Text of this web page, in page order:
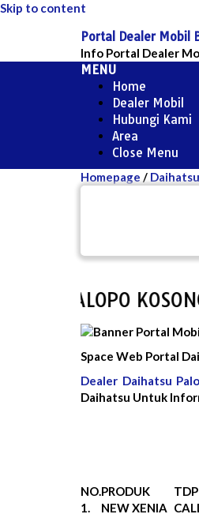
Skip to content
Portal Dealer Mobil
Info Portal Dealer
MENU
Home
Dealer Mobil
Hubungi Kami
Area
Close Menu
Homepage / Daihatsu
PALOPO KOSONG,
Space Web Portal
Dealer Daihatsu
Daihatsu Untuk
NO.PRODUK
1.
NEW XENIA